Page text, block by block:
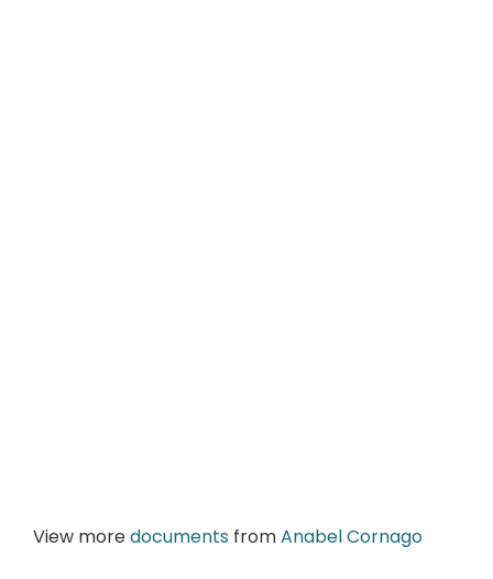
View moredocuments fromAnabel Cornago